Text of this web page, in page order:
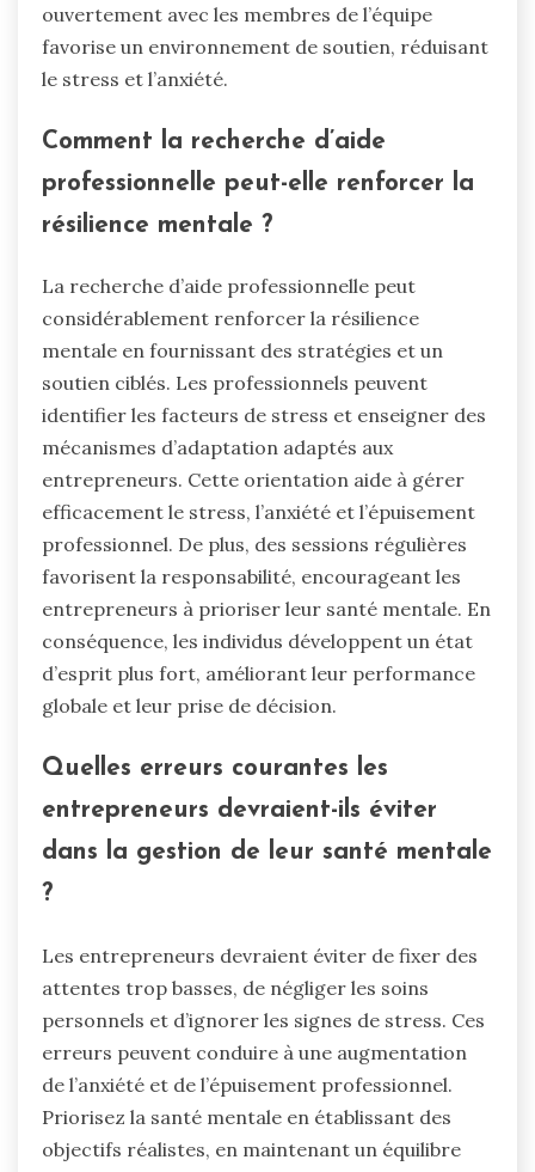
ouvertement avec les membres de l’équipe
favorise un environnement de soutien, réduisant
le stress et l’anxiété.
Comment la recherche d’aide
professionnelle peut-elle renforcer la
résilience mentale ?
La recherche d’aide professionnelle peut
considérablement renforcer la résilience
mentale en fournissant des stratégies et un
soutien ciblés. Les professionnels peuvent
identifier les facteurs de stress et enseigner des
mécanismes d’adaptation adaptés aux
entrepreneurs. Cette orientation aide à gérer
efficacement le stress, l’anxiété et l’épuisement
professionnel. De plus, des sessions régulières
favorisent la responsabilité, encourageant les
entrepreneurs à prioriser leur santé mentale. En
conséquence, les individus développent un état
d’esprit plus fort, améliorant leur performance
globale et leur prise de décision.
Quelles erreurs courantes les
entrepreneurs devraient-ils éviter
dans la gestion de leur santé mentale
?
Les entrepreneurs devraient éviter de fixer des
attentes trop basses, de négliger les soins
personnels et d’ignorer les signes de stress. Ces
erreurs peuvent conduire à une augmentation
de l’anxiété et de l’épuisement professionnel.
Priorisez la santé mentale en établissant des
objectifs réalistes, en maintenant un équilibre